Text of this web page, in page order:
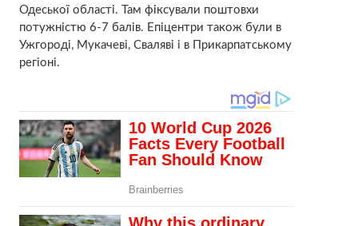
Одеської області. Там фіксували поштовхи
потужністю 6-7 балів. Епіцентри також були в
Ужгороді, Мукачеві, Сваляві і в Прикарпатському
регіоні.